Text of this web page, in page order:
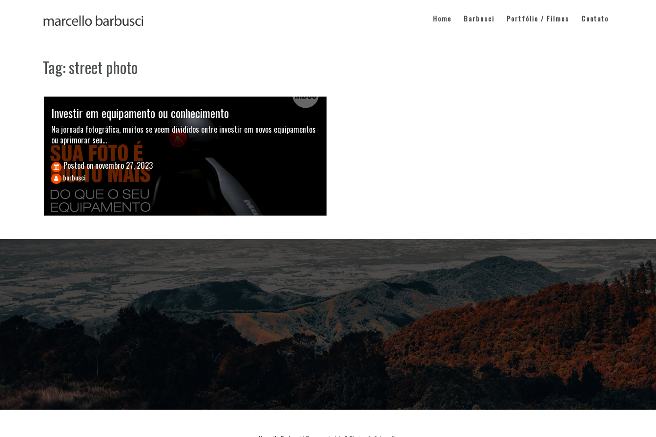
Home Barbusci Portfólio / Filmes Contato
Tag:street photo
Investir em equipamento ou conhecimento
Na jornada fotográfica, muitos se veem divididos entre investir em novos equipamentos
ou aprimorar seu…
Posted onnovembro 27, 2023
barbusci